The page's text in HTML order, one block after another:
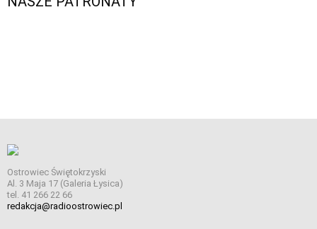
Ostrowiec Świętokrzyski
Al. 3 Maja 17 (Galeria Łysica)
tel. 41 266 22 66
redakcja@radioostrowiec.pl